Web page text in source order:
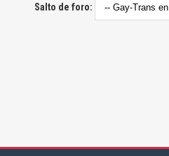
Salto de foro: